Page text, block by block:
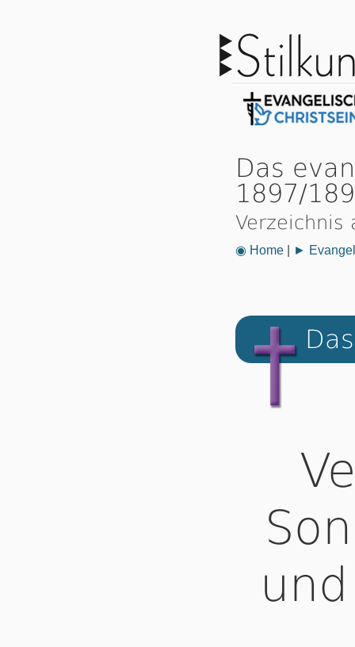
Das
1897/
Verzeichnis
◉ Home| ►